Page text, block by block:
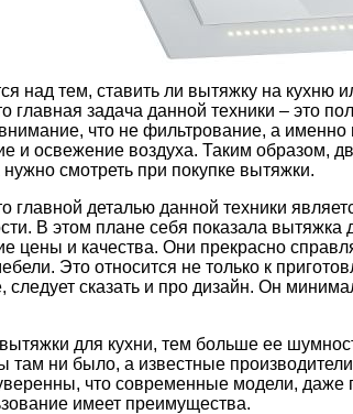
над тем, ставить ли вытяжку на кухню
главная задача данной техники – это
внимание, что не фильтрование, а
и освежение воздуха. Таким образом,
смотреть при покупке вытяжки.
главной деталью данной техники
В этом плане себя показала вытяжка
цены и качества. Они прекрасно
Это относится не только к
следует сказать и про дизайн. Он
для кухни, тем больше ее
ни было, а известные
что современные модели,
имеет преимущества.